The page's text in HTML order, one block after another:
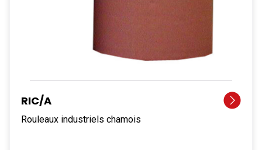
RIC/A
Rouleaux industriels chamois